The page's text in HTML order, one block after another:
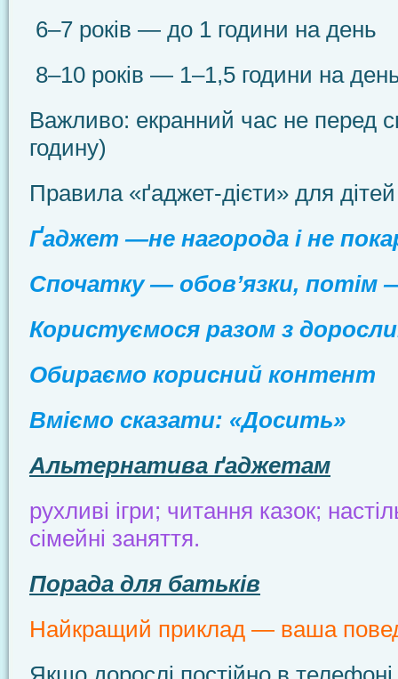
6–7 років — до 1 години на день
8–10 років — 1–1,5 години на
Важливо: екранний час не перед
годину)
Правила «ґаджет-дієти» для дітей
Ґаджет —не нагорода і не
Спочатку — обов’язки, потім
Користуємося разом з
Обираємо корисний контент
Вміємо сказати: «Досить»
Альтернатива ґаджетам
рухливі ігри; читання казок;
сімейні заняття.
Порада для батьків
Найкращий приклад — ваша